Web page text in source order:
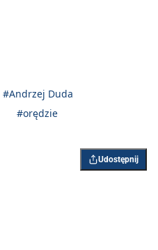
#Andrzej Duda
#orędzie
Udostępnij